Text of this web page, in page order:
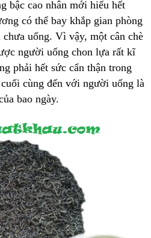
bậc cao nhân mới hiểu hết
có thể bay khắp gian phòng
uống. Vì vậy, một cân chè
người uống chon lựa rất kĩ
phải hết sức cẩn thận trong
cùng đến với người uống là
bao ngày.